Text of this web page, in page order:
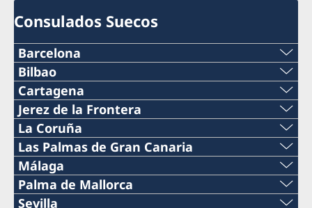
Consulados Suecos
Barcelona
Teléfono
+34 934 883 505
Teléfono
+34 934 882 501
Correo electrónico
Bilbao
Teléfono
+34 944 987 191
Correo electrónico
bilbao@consuladosuecia.com
Cartagena
Teléfono
0034 968 527 629
Correo electrónico
cartagena@consuladosuecia.com
Jerez de la Frontera
Teléfono
+34 956 357 000
Teléfono
La Coruña
Teléfono
+34 698 137 193
Las Palmas de Gran Canaria
Teléfono
+34 928 261 751
Málaga
Teléfono
Palma de Mallorca
Teléfono
Sevilla